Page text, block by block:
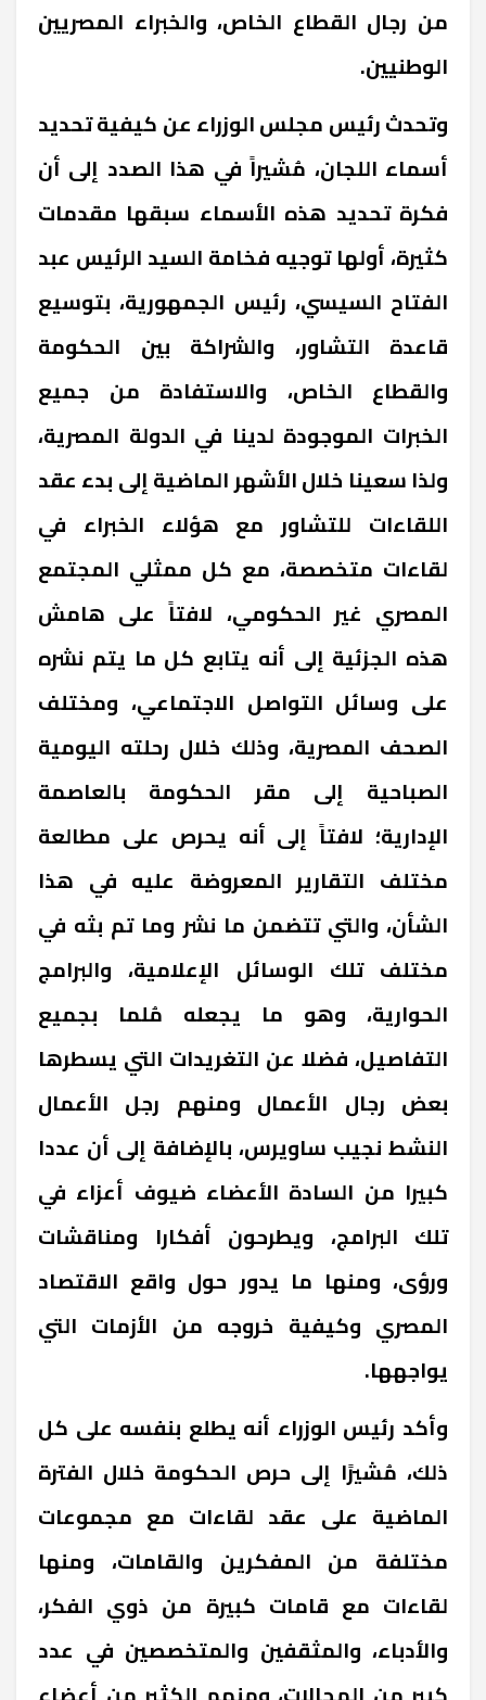
من رجال القطاع الخاص، والخبراء المصريين
الوطنيين.
وتحدث رئيس مجلس الوزراء عن كيفية تحديد
أسماء اللجان، مُشيراً في هذا الصدد إلى أن
فكرة تحديد هذه الأسماء سبقها مقدمات
كثيرة، أولها توجيه فخامة السيد الرئيس عبد
الفتاح السيسي، رئيس الجمهورية، بتوسيع
قاعدة التشاور، والشراكة بين الحكومة
والقطاع الخاص، والاستفادة من جميع
الخبرات الموجودة لدينا في الدولة المصرية،
ولذا سعينا خلال الأشهر الماضية إلى بدء عقد
اللقاءات للتشاور مع هؤلاء الخبراء في
لقاءات متخصصة، مع كل ممثلي المجتمع
المصري غير الحكومي، لافتاً على هامش
هذه الجزئية إلى أنه يتابع كل ما يتم نشره
على وسائل التواصل الاجتماعي، ومختلف
الصحف المصرية، وذلك خلال رحلته اليومية
الصباحية إلى مقر الحكومة بالعاصمة
الإدارية؛ لافتاً إلى أنه يحرص على مطالعة
مختلف التقارير المعروضة عليه في هذا
الشأن، والتي تتضمن ما نشر وما تم بثه في
مختلف تلك الوسائل الإعلامية، والبرامج
الحوارية، وهو ما يجعله مُلما بجميع
التفاصيل، فضلا عن التغريدات التي يسطرها
بعض رجال الأعمال ومنهم رجل الأعمال
النشط نجيب ساويرس، بالإضافة إلى أن عددا
كبيرا من السادة الأعضاء ضيوف أعزاء في
تلك البرامج، ويطرحون أفكارا ومناقشات
ورؤى، ومنها ما يدور حول واقع الاقتصاد
المصري وكيفية خروجه من الأزمات التي
يواجهها.
وأكد رئيس الوزراء أنه يطلع بنفسه على كل
ذلك، مُشيرًا إلى حرص الحكومة خلال الفترة
الماضية على عقد لقاءات مع مجموعات
مختلفة من المفكرين والقامات، ومنها
لقاءات مع قامات كبيرة من ذوي الفكر،
والأدباء، والمثقفين والمتخصصين في عدد